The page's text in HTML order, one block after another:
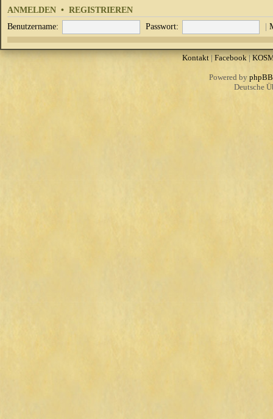
ANMELDEN • REGISTRIEREN
Benutzername: Passwort: |
Kontakt| Facebook|
Powered by phpBB
Deutsche